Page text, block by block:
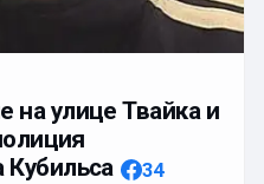
на улице Твайка и
Кубильса
34